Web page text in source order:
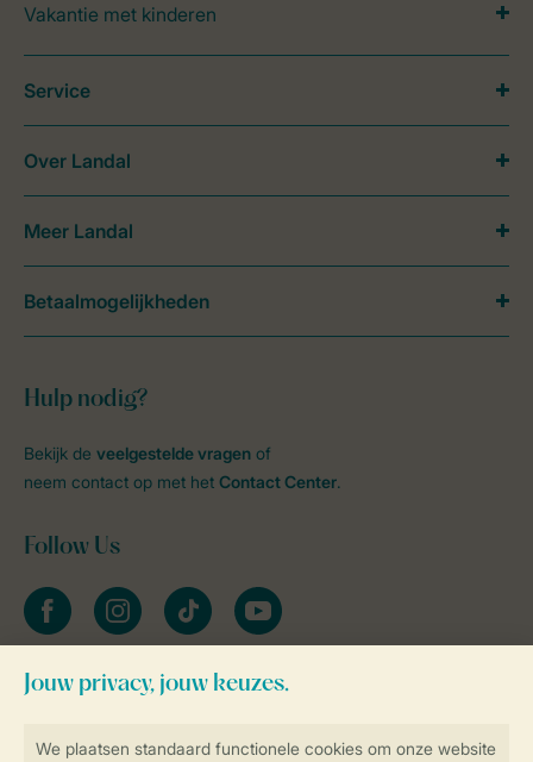
Vakantie met kinderen
Hulp nodig?
Bekijk de veelgestelde vragen of
neem contact op met het Contact Center.
Follow Us
facebookinstagramtiktok youtube
Blijf op de hoogte
Service
Over Landal
Meer Landal
Betaalmogelijkheden